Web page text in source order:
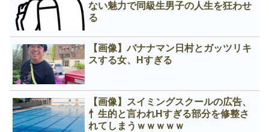
ない魅力で同級生男子の人生を狂わせ
る
【画像】バナナマン日村とガッツリキ
スする女、Нすぎる
【画像】スイミングスクールの広告、
忄生的と言われНすぎる部分を修整さ
れてしまうｗｗｗｗｗ